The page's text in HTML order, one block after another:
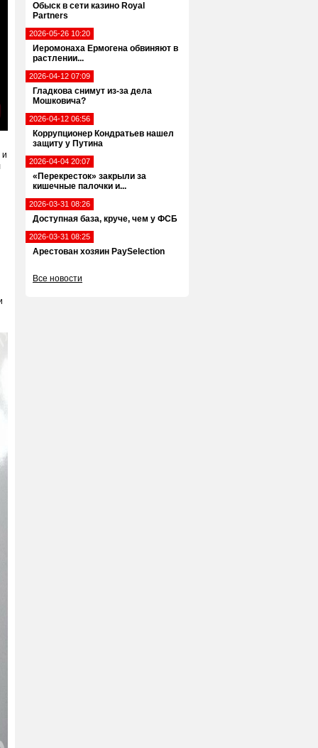
Обыск в сети казино Royal
Partners
2026-05-26 10:20
Иеромонаха Ермогена обвиняют в
растлении...
2026-04-12 07:09
Гладкова снимут из-за дела
Мошковича?
2026-04-12 06:56
Коррупционер Кондратьев нашел
защиту у Путина
2026-04-04 20:07
«Перекресток» закрыли за
кишечные палочки и...
2026-03-31 08:26
Доступная база, круче, чем у ФСБ
2026-03-31 08:25
Арестован хозяин PaySelection
Все новости
и